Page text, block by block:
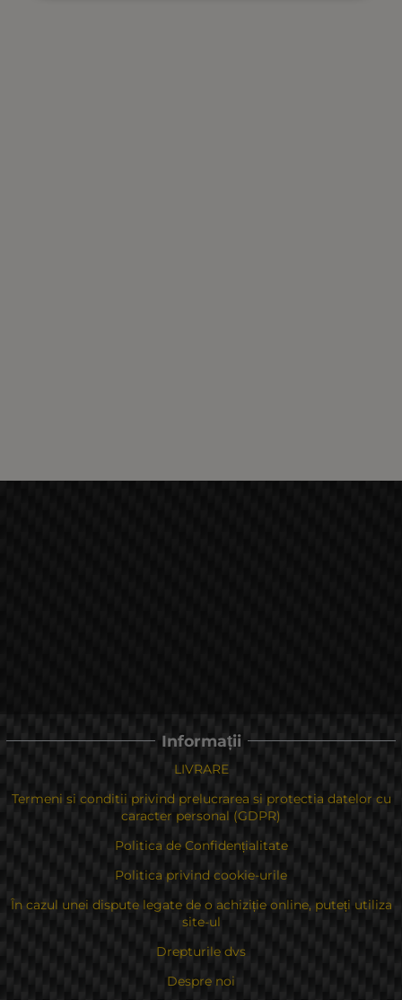
Informații
LIVRARE
Termeni si conditii privind prelucrarea si protectia datelor cu
caracter personal (GDPR)
Politica de Confidențialitate
Politica privind cookie-urile
În cazul unei dispute legate de o achiziție online, puteți utiliza
site-ul
Drepturile dvs
Despre noi